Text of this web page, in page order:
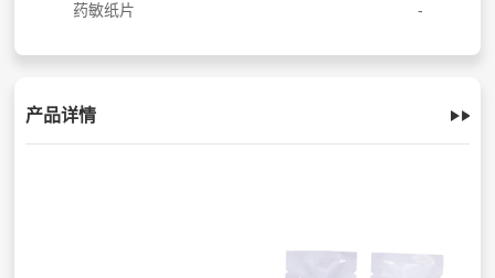
药敏纸片
产品详情